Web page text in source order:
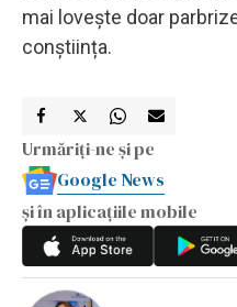
mai lovește doar
conștiința.
Urmăriți-ne și pe
Google News
și în aplicațiile mobile